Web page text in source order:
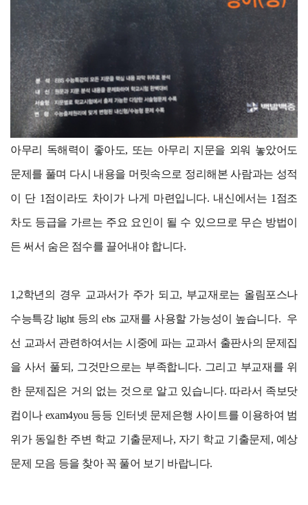
아무리 독해력이 좋아도, 또는 아무리 지문을 외워 놓았어도
문제를 풀며 다시 내용을 머릿속으로 정리해본 사람과는 성적
이 단 1점이라도 차이가 나게 마련입니다. 내신에서는 1점조
차도 등급을 가르는 주요 요인이 될 수 있으므로 무슨 방법이
든 써서 숨은 점수를 끌어내야 합니다.
1,2학년의 경우 교과서가 주가 되고, 부교재로는 올림포스나
수능특강 light 등의 ebs 교재를 사용할 가능성이 높습니다. 우
선 교과서 관련하여서는 시중에 파는 교과서 출판사의 문제집
을 사서 풀되, 그것만으로는 부족합니다. 그리고 부교재를 위
한 문제집은 거의 없는 것으로 알고 있습니다. 따라서 족보닷
컴이나 exam4you 등등 인터넷 문제은행 사이트를 이용하여 범
위가 동일한 주변 학교 기출문제나, 자기 학교 기출문제, 예상
문제 모음 등을 찾아 꼭 풀어 보기 바랍니다.